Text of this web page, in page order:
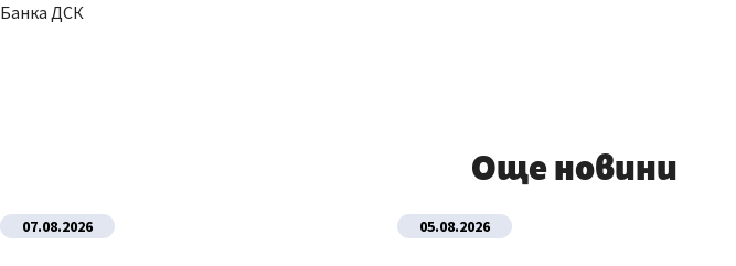
Банка ДСК
Още новини
07.08.2026 05.08.2026